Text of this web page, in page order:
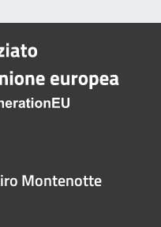
Montenotte